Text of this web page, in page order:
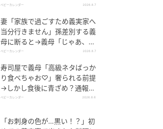
勘違いとは
ベビーカレンダー 2026.8.7
妻「家族で過ごすため義実家へ
当分行きません」孫差別する義
母に断ると→義母「じゃあ、私
は…」妻絶句＜こどおじ義兄＞
ベビーカレンダー 2026.8.7
寿司屋で義母「高級ネタばっか
り食べちゃお♡」奢られる前提
→しかし食後に青ざめ？通報さ
れ警察沙汰！
ベビーカレンダー 2026.8.6
「お刺身の色が…黒い！？」初